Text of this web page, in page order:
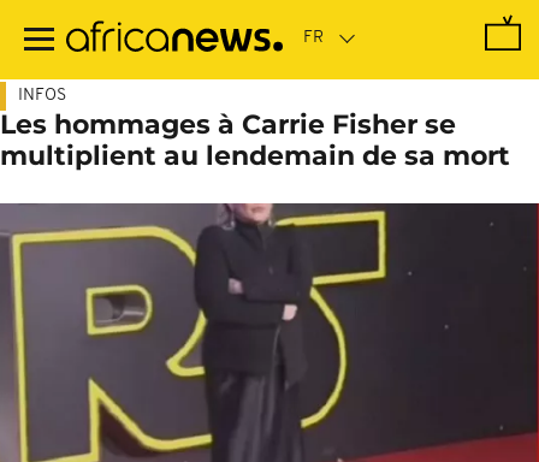
contenu
INFOS
Les hommages à Carrie Fisher se
multiplient au lendemain de sa mort